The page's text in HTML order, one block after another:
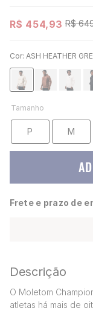
R$ 454,93 R$
Cor: ASH HEATHER
Tamanho
P M
Frete e prazo de
Descrição
O Moletom
atletas há mais de